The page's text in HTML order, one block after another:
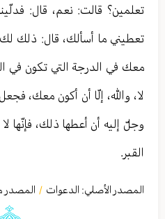
تعلمين؟ قالت: نعم، قال:
تعطيني ما أسألك، قال: ذلك
معك في الدرجة التي تكون في
لا، والله، إلّا أن أكون معك،
وجلّ إليه أن أعطها ذلك، فإنّها
القبر.
المصدر الأصلي: الدعوات / المصدر